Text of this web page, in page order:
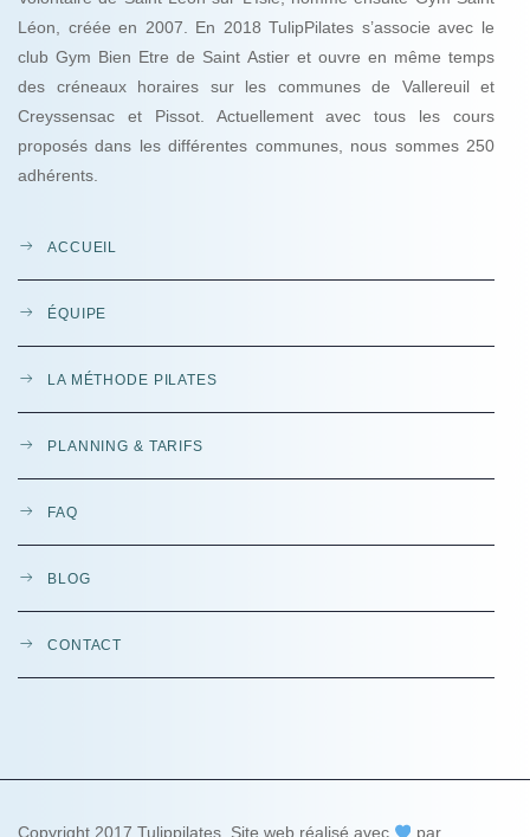
Léon, créée en 2007. En 2018 TulipPilates s’associe avec le
club Gym Bien Etre de Saint Astier et ouvre en même temps
des créneaux horaires sur les communes de Vallereuil et
Creyssensac et Pissot. Actuellement avec tous les cours
proposés dans les différentes communes, nous sommes 250
adhérents.
ACCUEIL
ÉQUIPE
LA MÉTHODE PILATES
PLANNING & TARIFS
FAQ
BLOG
CONTACT
Copyright 2017 Tulippilates. Site web réalisé avec par